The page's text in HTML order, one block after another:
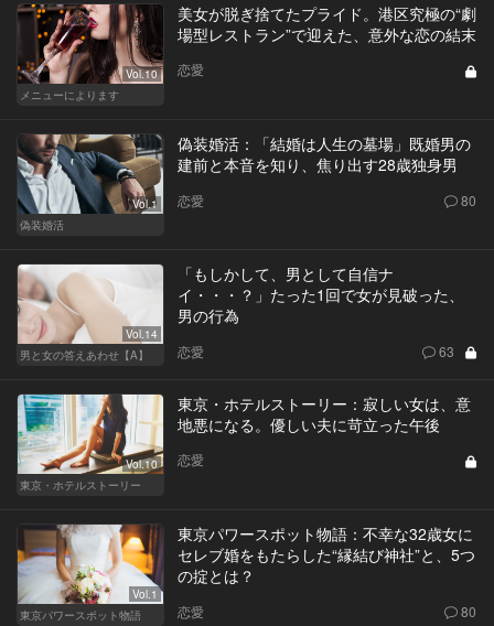
Vol.10
メニューによります
美女が脱ぎ捨てたプライド。港区究極の“劇
場型レストラン”で迎えた、意外な恋の結末
恋愛
Vol.1
偽装婚活
偽装婚活：「結婚は人生の墓場」既婚男の
建前と本音を知り、焦り出す28歳独身男
恋愛 80
Vol.14
男と女の答えあわせ【A】
「もしかして、男として自信ナ
イ・・・？」たった1回で女が見破った、
男の行為
恋愛 63
Vol.10
東京・ホテルストーリー
東京・ホテルストーリー：寂しい女は、意
地悪になる。優しい夫に苛立った午後
恋愛
Vol.1
東京パワースポット物語
東京パワースポット物語：不幸な32歳女に
セレブ婚をもたらした“縁結び神社”と、5つ
の掟とは？
恋愛 80